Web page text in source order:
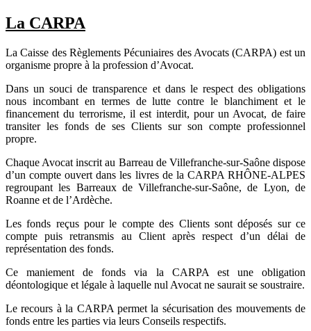
La CARPA
La Caisse des Règlements Pécuniaires des Avocats (CARPA) est un
organisme propre à la profession d’Avocat.
Dans un souci de transparence et dans le respect des obligations
nous incombant en termes de lutte contre le blanchiment et le
financement du terrorisme, il est interdit, pour un Avocat, de faire
transiter les fonds de ses Clients sur son compte professionnel
propre.
Chaque Avocat inscrit au Barreau de Villefranche-sur-Saône dispose
d’un compte ouvert dans les livres de la CARPA RHÔNE-ALPES
regroupant les Barreaux de Villefranche-sur-Saône, de Lyon, de
Roanne et de l’Ardèche.
Les fonds reçus pour le compte des Clients sont déposés sur ce
compte puis retransmis au Client après respect d’un délai de
représentation des fonds.
Ce maniement de fonds via la CARPA est une obligation
déontologique et légale à laquelle nul Avocat ne saurait se soustraire.
Le recours à la CARPA permet la sécurisation des mouvements de
fonds entre les parties via leurs Conseils respectifs.